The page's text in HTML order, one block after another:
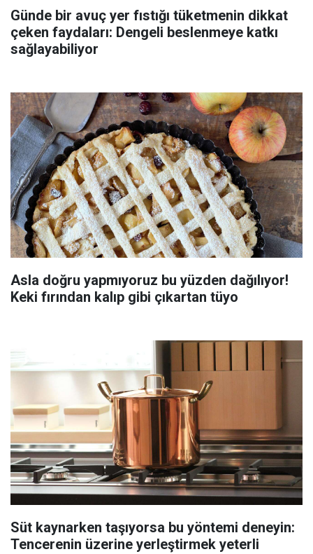
Günde bir avuç yer fıstığı tüketmenin dikkat
çeken faydaları: Dengeli beslenmeye katkı
sağlayabiliyor
Asla doğru yapmıyoruz bu yüzden dağılıyor!
Keki fırından kalıp gibi çıkartan tüyo
Süt kaynarken taşıyorsa bu yöntemi deneyin:
Tencerenin üzerine yerleştirmek yeterli